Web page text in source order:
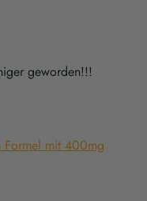
geworden!!!
Formel mit 400mg